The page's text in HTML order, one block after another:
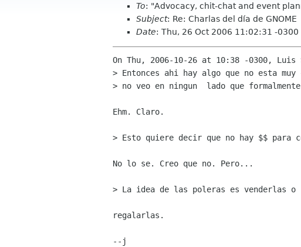
To: "Advocacy, chit-chat and event
Subject: Re: Charlas del día de GNOME
Date: Thu, 26 Oct 2006 11:02:31 -0300
On Thu, 2006-10-26 at 10:38 -0300, Luis
> Entonces ahi hay algo que no esta
> no veo en ningun  lado que
Ehm. Claro.
> Esto quiere decir que no hay $$ para
No lo se. Creo que no. Pero...
> La idea de las poleras es venderlas o
regalarlas.
--j